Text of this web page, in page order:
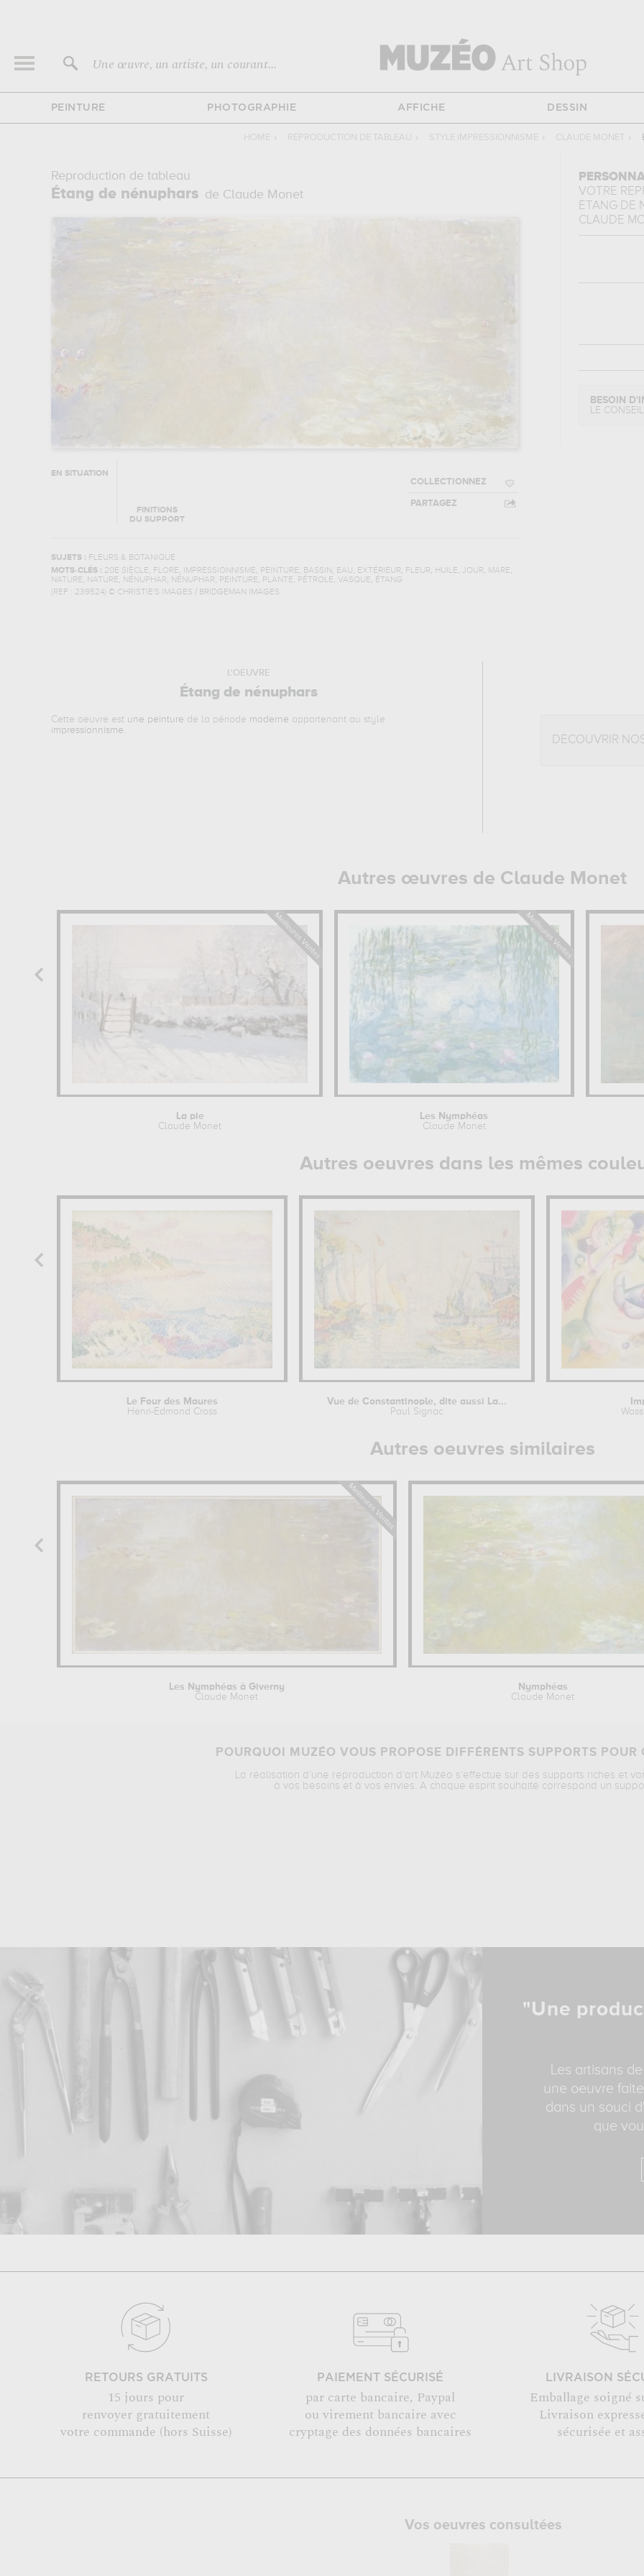
Une œuvre, un artiste, un courant...
PEINTURE PHOTOGRAPHIE AFFICHE DESSIN
HOME › REPRODUCTION DE TABLEAU › STYLE IMPRESSIONNISME › CLAUDE MONET ›
Reproduction de tableau
Étang de nénuphars de Claude Monet
EN SITUATION
FINITIONS
DU SUPPORT
COLLECTIONNEZ
PARTAGEZ
SUJETS : FLEURS & BOTANIQUE
MOTS-CLÉS : 20E SIÈCLE, FLORE, IMPRESSIONNISME, PEINTURE, BASSIN, EAU, EXTÉRIEUR, FLEUR, HUILE, JOUR, MARE,
NATURE, NATURE, NÉNUPHAR, NÉNUPHAR, PEINTURE, PLANTE, PÉTROLE, VASQUE, ÉTANG
(REF : 239524) © CHRISTIE'S IMAGES / BRIDGEMAN IMAGES
VOTRE
ÉTANG DE
CLAUDE
BESOIN
LE
L'OEUVRE
Étang de nénuphars
Cette oeuvre est une peinture de la période moderne appartenant au style
impressionnisme.
DÉCOUVRIR
Autres œuvres de Claude Monet
La pie
Claude Monet
Les Nymphéas
Claude Monet
Autres oeuvres dans les mêmes
Le Four des Maures
Henri-Edmond Cross
Vue de Constantinople, dite aussi La...
Paul Signac
Autres oeuvres similaires
Les Nymphéas à Giverny
Claude Monet
Nymphéas
Claude Monet
POURQUOI MUZÉO VOUS PROPOSE DIFFÉRENTS SUPPORTS POUR
La réalisation d’une reproduction d’art Muzéo s’effectue sur des supports riches et
à vos besoins et à vos envies. A chaque esprit souhaité correspond un
"Une
Les artisans
une oeuvre
dans un souci
que
RETOURS GRATUITS
15 jours pour
renvoyer gratuitement
votre commande (hors Suisse)
PAIEMENT SÉCURISÉ
par carte bancaire, Paypal
ou virement bancaire avec
cryptage des données bancaires
LIVRAISON
Emballage soigné
Livraison
sécurisée et
Vos oeuvres consultées